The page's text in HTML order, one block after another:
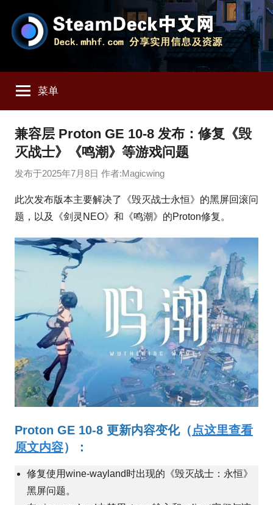
SteamDeck
中
文
网
享
SteamDeck
用
信
资
源
菜单
兼容层 Proton GE 10-8 发布：修复《毁
灭战士》《鸣潮》等游戏问题
发布于2025年7月8日 作者:Magicwing
此次发布版本主要解决了《毁灭战士永恒》的黑屏回滚问
题，以及《剑灵NEO》和《鸣潮》的Proton修复。
Proton GE 10-8 更新内容变化（点这里查看
原文内容）：
修复使用wine-wayland时出现的《毁灭战士：永恒》
黑屏问题。